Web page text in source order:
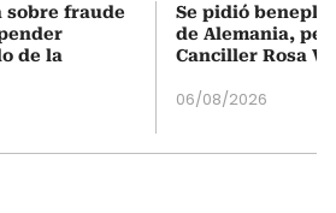
sobre fraude
de la
Se pidió
de Alemania,
Canciller Rosa
06/08/2026